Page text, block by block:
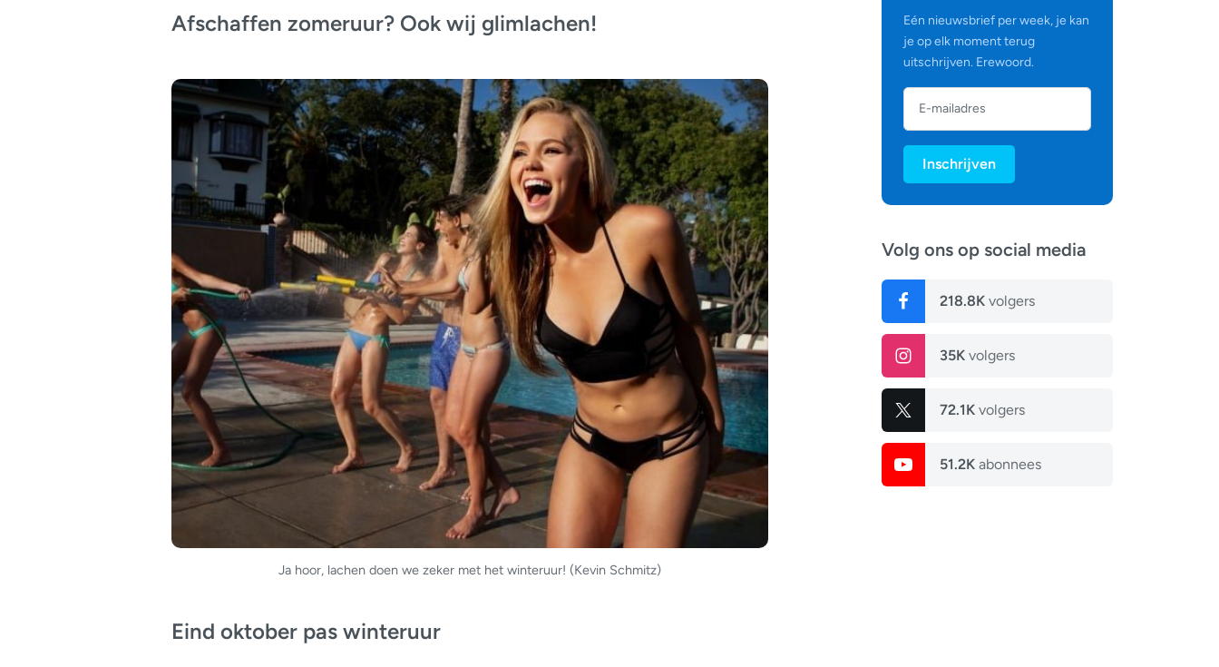
Eén nieuwsbrief per week, je kan
je op elk moment terug
uitschrijven. Erewoord.
Inschrijven
Volg ons op social media
218.8K volgers
35K volgers
72.1K volgers
51.2K abonnees
Afschaffen zomeruur? Ook wij glimlachen!
Ja hoor, lachen doen we zeker met het winteruur! (Kevin Schmitz)
Eind oktober pas winteruur